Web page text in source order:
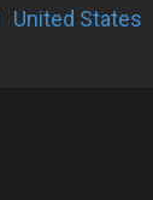
United States